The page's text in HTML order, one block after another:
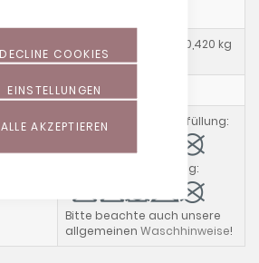
ALLE AKZEPTIEREN
EINSTELLUNGEN
DECLINE COOKIES
0,352 kg Kirschkerne; 0,420 kg
Rapssamen
100 % Baumwolle
Kissen mit Kirschkernfüllung:
Kissen mit Rapsfüllung:
Bitte beachte auch unsere
allgemeinen Waschhinweise!